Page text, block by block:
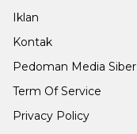
Iklan
Kontak
Pedoman Media Siber
Term Of Service
Privacy Policy